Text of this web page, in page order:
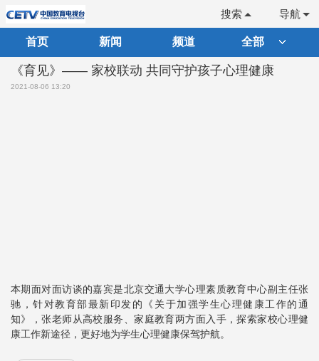
导航
搜索
首页 新闻 频道 全部
《育见》—— 家校联动 共同守护孩子心理健康
2021-08-06 13:20
本期面对面访谈的嘉宾是北京交通大学心理素质教育中心副主任张
驰，针对教育部最新印发的《关于加强学生心理健康工作的通
知》，张老师从高校服务、家庭教育两方面入手，探索家校心理健
康工作新途径，更好地为学生心理健康保驾护航。